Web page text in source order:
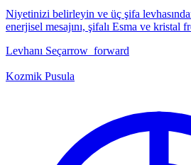
Niyetinizi belirleyin ve üç şifa
enerjisel mesajını, şifalı Esma ve kristal
Levhanı Seçarrow_forward
Kozmik Pusula